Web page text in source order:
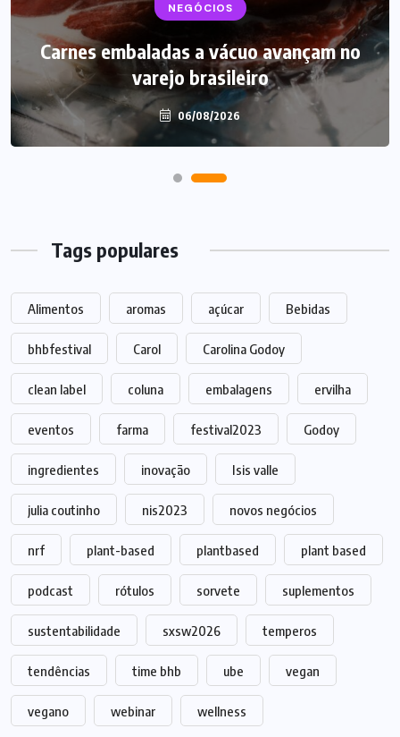
NEGÓCIOS
Carnes embaladas a vácuo avançam no
varejo brasileiro
06/08/2026
BEBIDAS LANÇAMENTOS
Starbucks aposta em leite proteico no
Brasil
06/08/2026
Tags populares
Alimentos aromas açúcar Bebidas
bhbfestival Carol Carolina Godoy
clean label coluna embalagens ervilha
eventos farma festival2023 Godoy
ingredientes inovação Isis valle
julia coutinho nis2023 novos negócios
nrf plant-based plantbased plant based
podcast rótulos sorvete suplementos
sustentabilidade sxsw2026 temperos
tendências time bhb ube vegan
vegano webinar wellness